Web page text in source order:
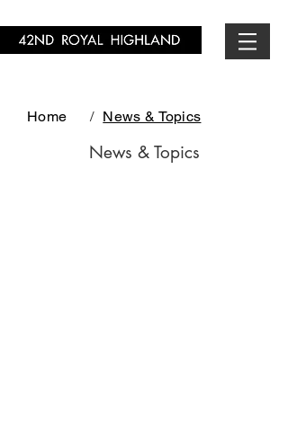
Home / News & Topics
News & Topics